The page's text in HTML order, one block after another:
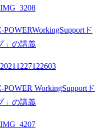
ド
」の講義
WorkingSupportド
」の講義